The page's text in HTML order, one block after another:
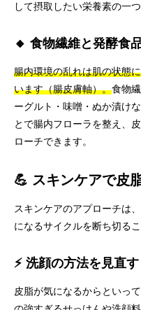
して摂取したい栄養素の一つ
🔸 食物繊維と発酵食
腸内環境の乱れは肌の状態
います（腸皮膚軸）。食物
ーグルト・味噌・ぬか漬け
とで腸内フローラを整え、
ローチできます。
💪 スキンケアで皮
スキンケアのアプローチは
になるサイクルを断ち切る
⚡ 洗顔の方法を見直す
皮脂が気になるからといっ